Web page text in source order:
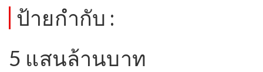
ป้ายกำกับ :
5 แสนล้านบาท